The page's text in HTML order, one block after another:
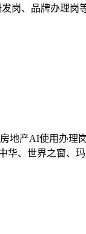
岗、品牌办理岗
地产AI使用办理
、世界之窗、